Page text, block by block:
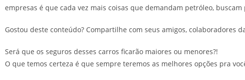
empresas é que cada vez mais coisas que demandam petróleo,
Gostou deste conteúdo? Compartilhe com seus amigos, colaboradores
Será que os seguros desses carros ficarão maiores ou menores?!
O que temos certeza é que sempre teremos as melhores opções pra